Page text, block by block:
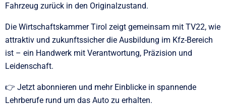
Fahrzeug zurück in den Originalzustand.
Die Wirtschaftskammer Tirol zeigt gemeinsam mit TV22, wie
attraktiv und zukunftssicher die Ausbildung im Kfz-Bereich
ist – ein Handwerk mit Verantwortung, Präzision und
Leidenschaft.
👉 Jetzt abonnieren und mehr Einblicke in spannende
Lehrberufe rund um das Auto zu erhalten.